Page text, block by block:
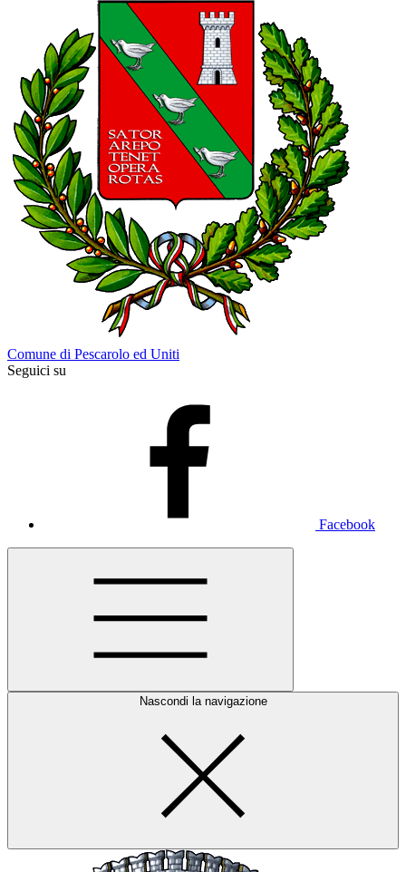
Comune di Pescarolo ed Uniti
Seguici su
Facebook
Nascondi la navigazione